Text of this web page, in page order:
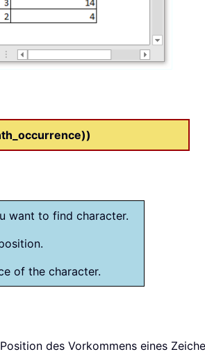
want to find character.
of the character.
des Vorkommens eines